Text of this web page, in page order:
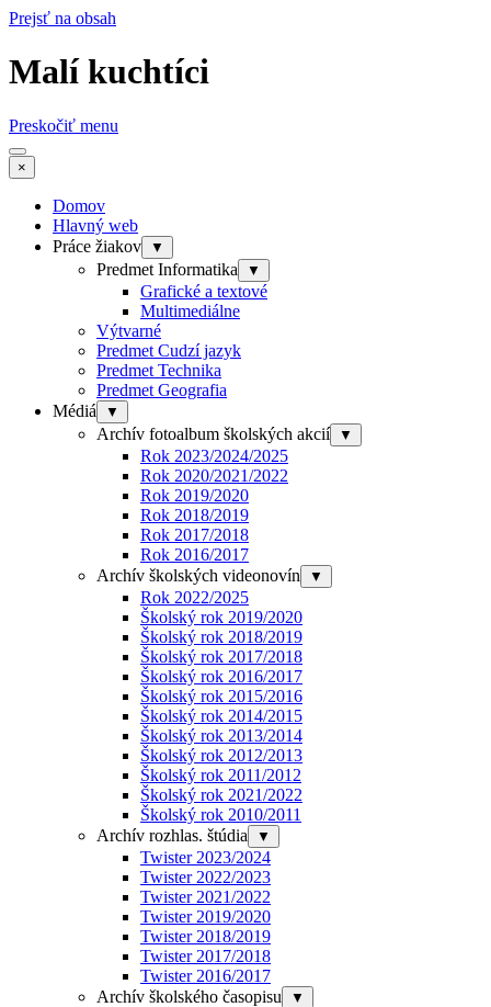
Prejsť na obsah
Malí kuchtíci
Preskočiť menu
×
Domov
Hlavný web
Práce žiakov
▼
Predmet Informatika ▼
Grafické a textové
Multimediálne
Výtvarné
Predmet Cudzí jazyk
Predmet Technika
Predmet Geografia
Médiá
▼
Archív fotoalbum školských akcií ▼
Rok 2023/2024/2025
Rok 2020/2021/2022
Rok 2019/2020
Rok 2018/2019
Rok 2017/2018
Rok 2016/2017
Archív školských videonovín
▼
Rok 2022/2025
Školský rok 2019/2020
Školský rok 2018/2019
Školský rok 2017/2018
Školský rok 2016/2017
Školský rok 2015/2016
Školský rok 2014/2015
Školský rok 2013/2014
Školský rok 2012/2013
Školský rok 2011/2012
Školský rok 2021/2022
Školský rok 2010/2011
Archív rozhlas. štúdia
▼
Twister 2023/2024
Twister 2022/2023
Twister 2021/2022
Twister 2019/2020
Twister 2018/2019
Twister 2017/2018
Twister 2016/2017
Archív školského časopisu
▼